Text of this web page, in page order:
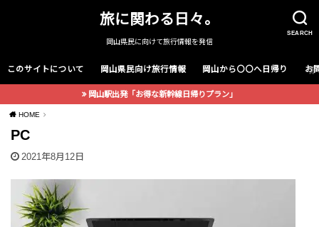
SEARCH
旅に関わる日々。
岡山県民に向けて旅行情報を発信
このサイトについて 岡山県民向け旅行情報 岡山から〇〇へ日帰り お
岡山駅出発「お得な新幹線日帰りプラン」
HOME
PC
2021年8月12日